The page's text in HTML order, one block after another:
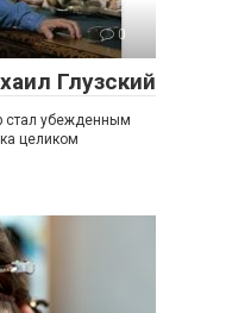
0
Глузский
стал убежденным
целиком